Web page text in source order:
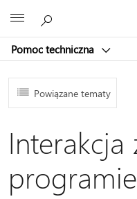
Pomoc techniczna
Powiązane tematy